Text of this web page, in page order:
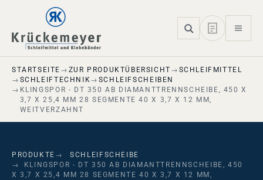
Skip to main navigation
Skip to main content
Skip to page footer
STARTSEITE ZUR PRODUKTÜBERSICHT
SCHLEIFMITTEL
SCHLEIFTECHNIK
SCHLEIFSCHEIBEN
KLINGSPOR - DT 350 AB DIAMANTTRENNSCHEIBE, 450 X
3,7 X 25,4 MM 28 SEGMENTE 40 X 3,7 X 12 MM,
WEITVERZAHNT
PRODUKTE
SCHLEIFSCHEIBE
KLINGSPOR - DT 350 AB DIAMANTTRENNSCHEIBE, 450
X 3,7 X 25,4 MM 28 SEGMENTE 40 X 3,7 X 12 MM,